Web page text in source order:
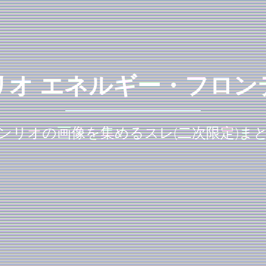
オ エネルギー・フロン
リオの画像を集めるスレ(二次限定)ま